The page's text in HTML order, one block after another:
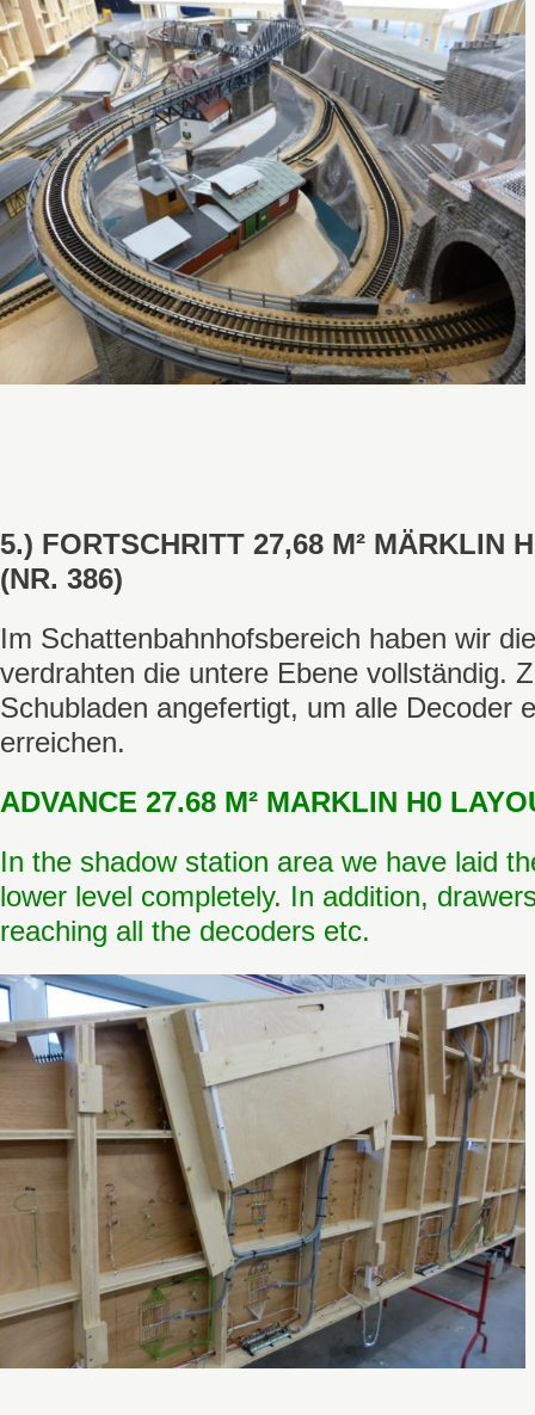
5.) FORTSCHRITT 27,68 M² MÄRKLIN
(NR. 386)
Im Schattenbahnhofsbereich haben wir
verdrahten die untere Ebene vollständig.
Schubladen angefertigt, um alle Decoder
erreichen.
ADVANCE 27.68 M² MARKLIN H0
In the shadow station area we have laid
lower level completely. In addition,
reaching all the decoders etc.